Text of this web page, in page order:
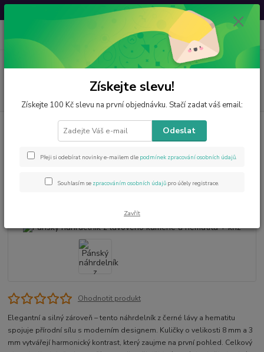
Svatovavřinecká sleva: 20 % s kódemVAVRINEC20
Menu
CZK 0
za
Šperky z minerálů
Pánský náhrdelník z lávového kamene a
Pánský náhrdelník z lávového
kamene a hematitu + kříž
Ohodnotit produkt
Elegantní a silný zároveň – tento náhrdelník z černé lávy a hematitu
spojuje přírodní sílu s moderním designem. Kuličky o velikosti 8 mm a 3
mm vytvářejí harmonický kontrast, který zaujme na první pohled. Celkový
Získejte slevu!
Získejte 100 Kč slevu na první objednávku. Stačí zadat váš email:
Odeslat
Přeji si odebírat novinky e-mailem dle podmínek zpracování osobních údajů.
Souhlasím se zpracováním osobních údajů pro účely registrace.
Zavřít